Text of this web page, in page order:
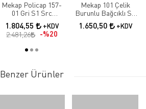
Mekap Policap 157-
01 Gri S1 Src
Elektrikçi Ayakkabısı
1.804,55 +KDV
2.481,26 %20
Mekap 101 Çelik
Burunlu Bağcıklı S1
İş Ayakkabısı
1.650,50 +KDV
Benzer Ürünler